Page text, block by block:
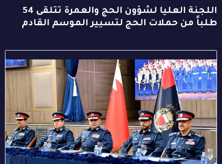
اللجنة العليا لشؤون الحج والعمرة تتلقى 54
طلباً من حملات الحج لتسيير الموسم القادم